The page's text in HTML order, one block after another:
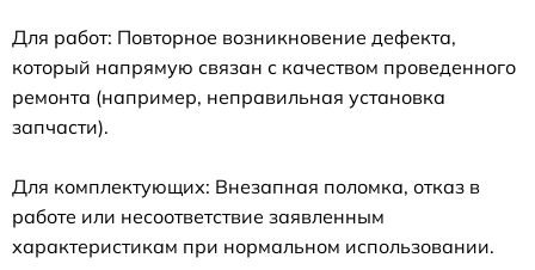
Для работ: Повторное возникновение дефекта,
который напрямую связан с качеством проведенного
ремонта (например, неправильная установка
запчасти).
Для комплектующих: Внезапная поломка, отказ в
работе или несоответствие заявленным
характеристикам при нормальном использовании.